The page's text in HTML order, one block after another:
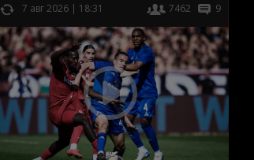
7 авг 2026 | 18:31 7462 9